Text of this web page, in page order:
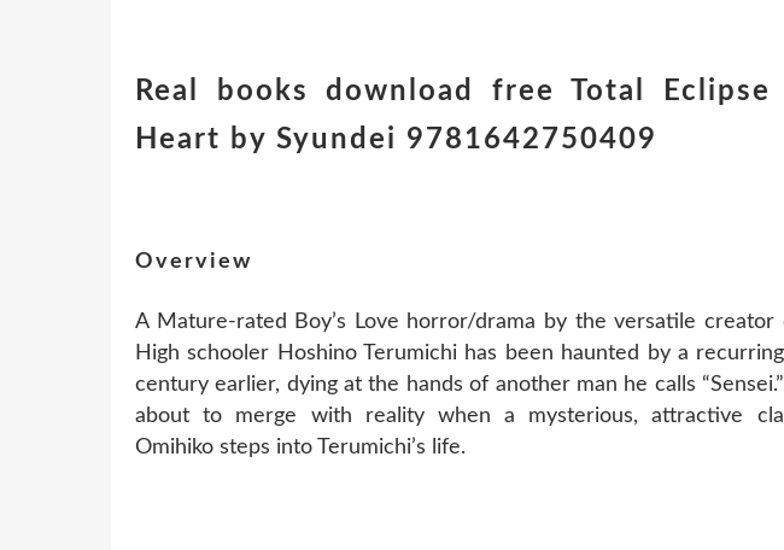
Real books download free Total
Heart by Syundei 9781642750409
Overview
A Mature-rated Boy’s Love horror/drama by the versatile creator
High schooler Hoshino Terumichi has been haunted by a
century earlier, dying at the hands of another man he calls
about to merge with reality when a mysterious, attractive
Omihiko steps into Terumichi’s life.